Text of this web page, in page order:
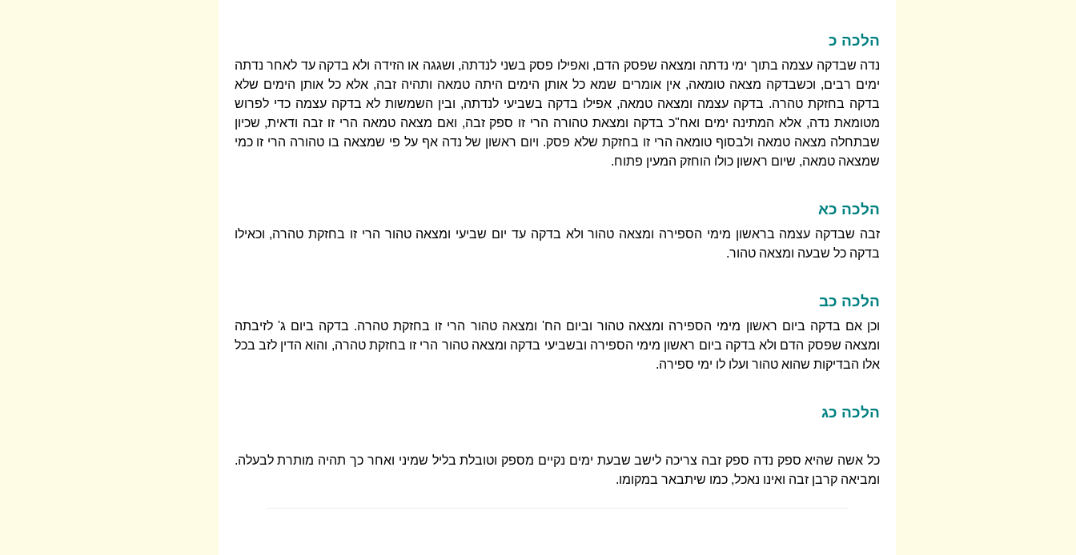
הלכה כ
נדה שבדקה עצמה בתוך ימי נדתה ומצאה שפסק הדם, ואפילו פסק בשני לנדתה, ושגגה או הזידה ולא בדקה עד לאחר נדתה
ימים רבים, וכשבדקה מצאה טומאה, אין אומרים שמא כל אותן הימים היתה טמאה ותהיה זבה, אלא כל אותן הימים שלא
בדקה בחזקת טהרה. בדקה עצמה ומצאה טמאה, אפילו בדקה בשביעי לנדתה, ובין השמשות לא בדקה עצמה כדי לפרוש
מטומאת נדה, אלא המתינה ימים ואח"כ בדקה ומצאת טהורה הרי זו ספק זבה, ואם מצאה טמאה הרי זו זבה ודאית, שכיון
שבתחלה מצאה טמאה ולבסוף טומאה הרי זו בחזקת שלא פסק. ויום ראשון של נדה אף על פי שמצאה בו טהורה הרי זו כמי
שמצאה טמאה, שיום ראשון כולו הוחזק המעין פתוח.
הלכה כא
זבה שבדקה עצמה בראשון מימי הספירה ומצאה טהור ולא בדקה עד יום שביעי ומצאה טהור הרי זו בחזקת טהרה, וכאילו
בדקה כל שבעה ומצאה טהור.
הלכה כב
וכן אם בדקה ביום ראשון מימי הספירה ומצאה טהור וביום הח' ומצאה טהור הרי זו בחזקת טהרה. בדקה ביום ג' לזיבתה
ומצאה שפסק הדם ולא בדקה ביום ראשון מימי הספירה ובשביעי בדקה ומצאה טהור הרי זו בחזקת טהרה, והוא הדין לזב בכל
אלו הבדיקות שהוא טהור ועלו לו ימי ספירה.
הלכה כג
כל אשה שהיא ספק נדה ספק זבה צריכה לישב שבעת ימים נקיים מספק וטובלת בליל שמיני ואחר כך תהיה מותרת לבעלה.
ומביאה קרבן זבה ואינו נאכל, כמו שיתבאר במקומו.